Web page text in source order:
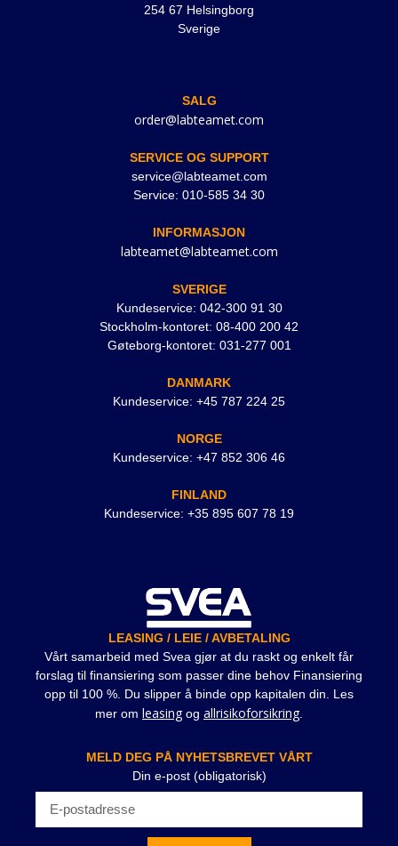
254 67 Helsingborg
Sverige
SALG
order@labteamet.com
SERVICE OG SUPPORT
service@labteamet.com
Service: 010-585 34 30
INFORMASJON
labteamet@labteamet.com
SVERIGE
Kundeservice: 042-300 91 30
Stockholm-kontoret: 08-400 200 42
Gøteborg-kontoret: 031-277 001
DANMARK
Kundeservice: +45 787 224 25
NORGE
Kundeservice: +47 852 306 46
FINLAND
Kundeservice: +35 895 607 78 19
LEASING / LEIE / AVBETALING
Vårt samarbeid med Svea gjør at du raskt og enkelt får
forslag til finansiering som passer dine behov Finansiering
opp til 100 %. Du slipper å binde opp kapitalen din. Les
mer om leasingog allrisikoforsikring.
MELD DEG PÅ NYHETSBREVET VÅRT
Din e-post (obligatorisk)